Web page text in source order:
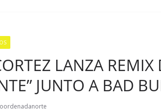
LANZA
JUNTO A BAD